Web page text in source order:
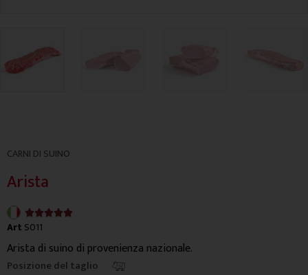
CARNI DI SUINO
Arista

Art S011
Arista di suino di provenienza nazionale.
Posizione del taglio